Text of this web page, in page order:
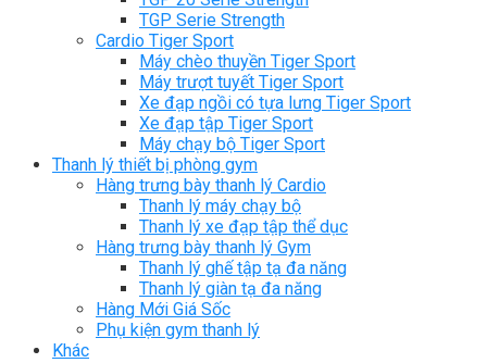
TGP Serie Strength
Cardio Tiger Sport
Máy chèo thuyền Tiger Sport
Máy trượt tuyết Tiger Sport
Xe đạp ngồi có tựa lưng Tiger Sport
Xe đạp tập Tiger Sport
Máy chạy bộ Tiger Sport
Thanh lý thiết bị phòng gym
Hàng trưng bày thanh lý Cardio
Thanh lý máy chạy bộ
Thanh lý xe đạp tập thể dục
Hàng trưng bày thanh lý Gym
Thanh lý ghế tập tạ đa năng
Thanh lý giàn tạ đa năng
Hàng Mới Giá Sốc
Phụ kiện gym thanh lý
Khác